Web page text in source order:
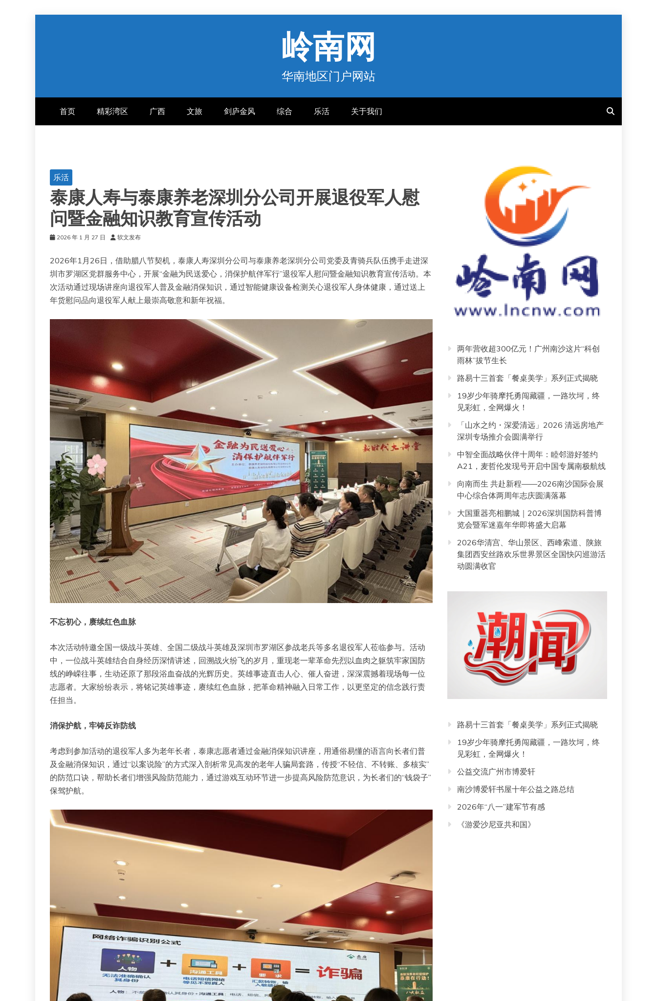
岭南网
华南地区门户网站
首页 精彩湾区 广西 文旅 剑庐金风 综合 乐活 关于我们
乐活
泰康人寿与泰康养老深圳分公司开展退役军人慰
问暨金融知识教育宣传活动
2026 年 1 月 27 日 软文发布
2026年1月26日，借助腊八节契机，泰康人寿深圳分公司与泰康养老深圳分公司党委及青骑兵队伍携手走进深
圳市罗湖区党群服务中心，开展“金融为民送爱心，消保护航伴军行”退役军人慰问暨金融知识教育宣传活动。本
次活动通过现场讲座向退役军人普及金融消保知识，通过智能健康设备检测关心退役军人身体健康，通过送上
年货慰问品向退役军人献上最崇高敬意和新年祝福。
不忘初心，赓续红色血脉
本次活动特邀全国一级战斗英雄、全国二级战斗英雄及深圳市罗湖区参战老兵等多名退役军人莅临参与。活动
中，一位战斗英雄结合自身经历深情讲述，回溯战火纷飞的岁月，重现老一辈革命先烈以血肉之躯筑牢家国防
线的峥嵘往事，生动还原了那段浴血奋战的光辉历史。英雄事迹直击人心、催人奋进，深深震撼着现场每一位
志愿者。大家纷纷表示，将铭记英雄事迹，赓续红色血脉，把革命精神融入日常工作，以更坚定的信念践行责
任担当。
消保护航，牢铸反诈防线
考虑到参加活动的退役军人多为老年长者，泰康志愿者通过金融消保知识讲座，用通俗易懂的语言向长者们普
及金融消保知识，通过“以案说险”的方式深入剖析常见高发的老年人骗局套路，传授“不轻信、不转账、多核实”
的防范口诀，帮助长者们增强风险防范能力，通过游戏互动环节进一步提高风险防范意识，为长者们的“钱袋子”
保驾护航。
两年营收超300亿元！广州南沙这片“科创
雨林”拔节生长
路易十三首套「餐桌美学」系列正式揭晓
19岁少年骑摩托勇闯藏疆，一路坎坷，终
见彩虹，全网爆火！
「山水之约・深爱清远」2026 清远房地产
深圳专场推介会圆满举行
中智全面战略伙伴十周年：睦邻游好签约
A21，麦哲伦发现号开启中国专属南极航线
向南而生 共赴新程——2026南沙国际会展
中心综合体两周年志庆圆满落幕
大国重器亮相鹏城｜2026深圳国防科普博
览会暨军迷嘉年华即将盛大启幕
2026华清宫、华山景区、西峰索道、陕旅
集团西安丝路欢乐世界景区全国快闪巡游活
动圆满收官
路易十三首套「餐桌美学」系列正式揭晓
19岁少年骑摩托勇闯藏疆，一路坎坷，终
见彩虹，全网爆火！
公益交流广州市博爱轩
南沙博爱轩书屋十年公益之路总结
2026年“八一”建军节有感
《游爱沙尼亚共和国》